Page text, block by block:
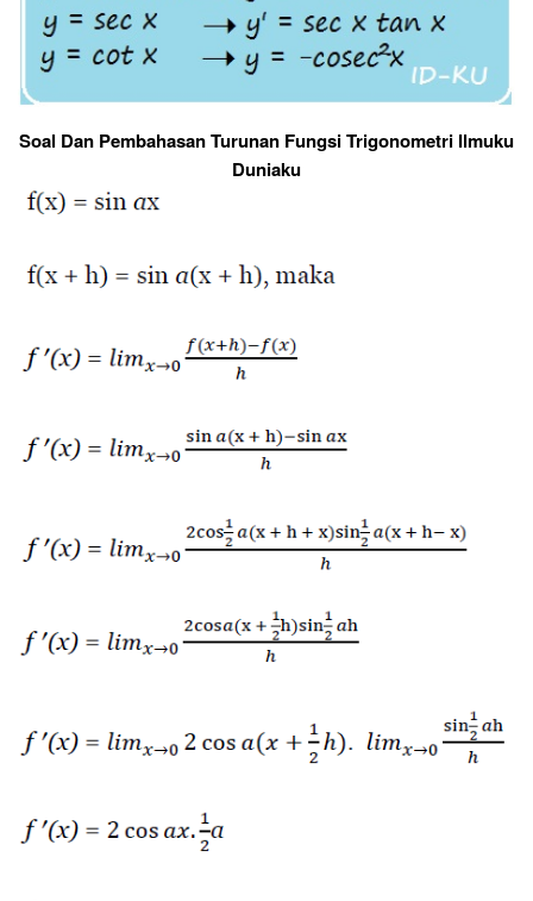
Soal Dan Pembahasan Turunan Fungsi Trigonometri Ilmuku
Duniaku